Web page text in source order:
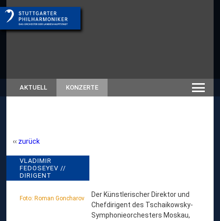
AKTUELL KONZERTE
zurück
V
L
D
VLADIMIR
FEDOSEYEV //
DIRIGENT
Foto: Roman Goncharov
Der Künstlerischer Direktor und
Chefdirigent des Tschaikowsky-
Symphonieorchesters Moskau,